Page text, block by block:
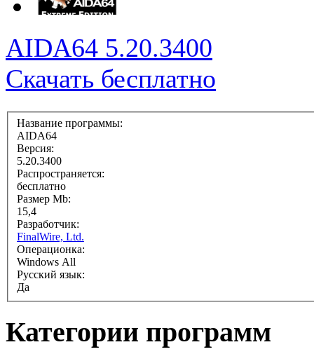
AIDA64 5.20.3400
Скачать бесплатно
Название программы:
AIDA64
Версия:
5.20.3400
Распространяется:
бесплатно
Размер Mb:
15,4
Разработчик:
FinalWire, Ltd.
Операционка:
Windows All
Русский язык:
Да
Категории программ